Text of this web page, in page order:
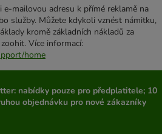
e-mailovou adresu k přímé reklamě na
služby. Můžete kdykoli vznést námitku,
kromě základních nákladů za
Více informací:
home
nabídky pouze pro předplatitele; 10
objednávku pro nové zákazníky